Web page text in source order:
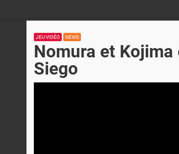
JEU VIDÉO NEWS
Nomura et Kojima
Siego